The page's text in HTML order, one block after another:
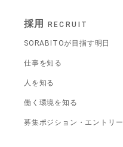
採用 RECRUIT
SORABITOが目指す明日
仕事を知る
人を知る
働く環境を知る
募集ポジション・エントリー